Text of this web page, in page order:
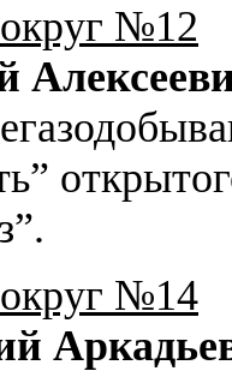
№12
№14